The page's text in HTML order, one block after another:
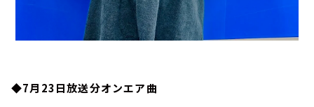
◆7月23日放送分オンエア曲